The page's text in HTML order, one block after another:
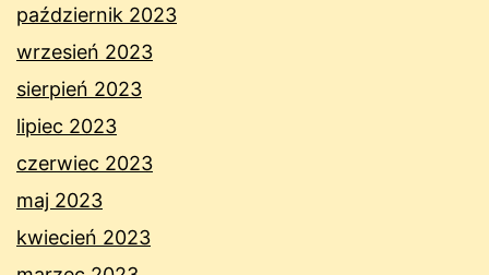
październik 2023
wrzesień 2023
sierpień 2023
lipiec 2023
czerwiec 2023
maj 2023
kwiecień 2023